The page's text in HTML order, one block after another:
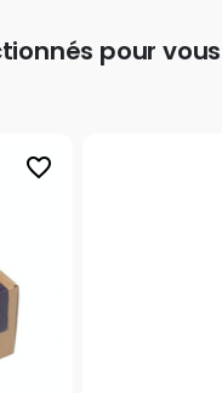
pour vous
favorite_border